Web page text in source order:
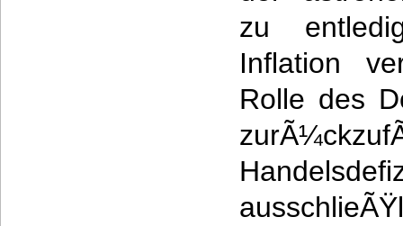
zu
Inflation
Rolle des